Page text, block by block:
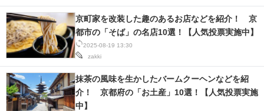
電子設計の基本と応用
エネルギーの専門メディア
建設×テクノロジーの最前線
ちょっと気になるネットの話題
2025-08-19 13:30
zakki
京町家を改装した趣のあるお店などを紹介！ 京
都市の「そば」の名店10選！【人気投票実施中】
抹茶の風味を生かしたバームクーヘンなどを紹
介！ 京都府の「お土産」10選！【人気投票実施
中】